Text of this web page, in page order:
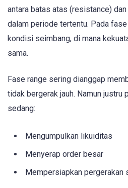
antara batas atas (resistance)
dalam periode tertentu. Pada
kondisi seimbang, di mana
sama.
Fase range sering dianggap
tidak bergerak jauh. Namun justru
sedang:
Mengumpulkan likuiditas
Menyerap order besar
Mempersiapkan pergerakan